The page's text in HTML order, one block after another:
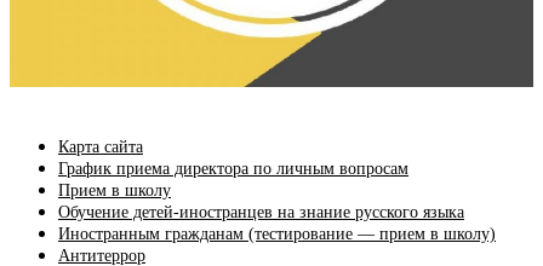
Карта сайта
График приема директора по личным вопросам
Прием в школу
Обучение детей-иностранцев на знание русского языка
Иностранным гражданам (тестирование — прием в школу)
Антитеррор